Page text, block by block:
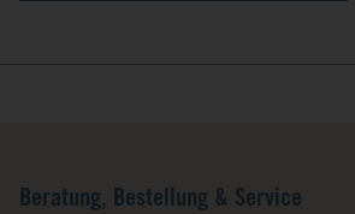
Beratung, Bestellung & Service